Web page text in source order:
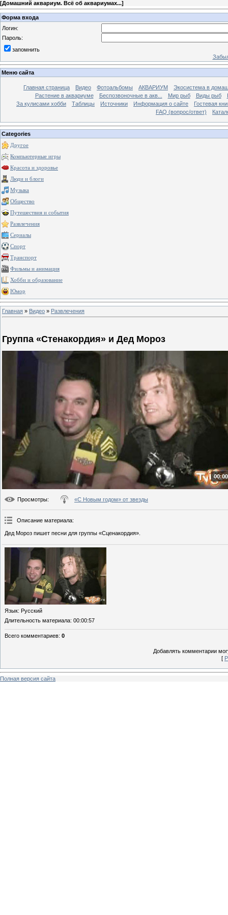
[Домашний аквариум. Всё об аквариумах...]
Форма входа
Логин:
Пароль:
запомнить
Меню сайта
Главная страница Видео Фотоальбомы АКВАРИУМ
Экосистема в
Растение в аквариуме
Беспозвоночные в акв... Мир рыб Виды рыб
За кулисами хобби
Таблицы Источники Информация о сайте
Гостевая
FAQ (вопрос/ответ)
Categories
Другое
Компьютерные игры
Красота и здоровье
Люди и блоги
Музыка
Общество
Путешествия и события
Развлечения
Сериалы
Спорт
Транспорт
Фильмы и анимация
Хобби и образование
Юмор
Главная » Видео » Развлечения
Группа «Стенакордия» и Дед Мороз
Просмотры: «С Новым годом» от звезды
Описание материала:
Дед Мороз пишет песни для группы «Сценакордия».
Язык: Русский
Длительность материала: 00:00:57
Всего комментариев: 0
Добавлять комментарии
[
Полная версия сайта